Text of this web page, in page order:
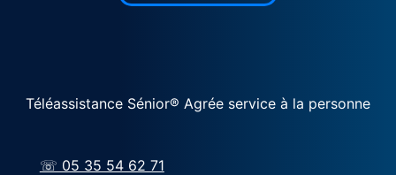
Téléassistance Sénior® Agrée service à la personne
☏ 05 35 54 62 71